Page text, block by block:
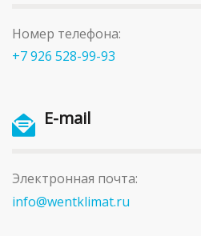
Номер телефона:
+7 926 528-99-93
E-mail
Электронная почта:
info@wentklimat.ru